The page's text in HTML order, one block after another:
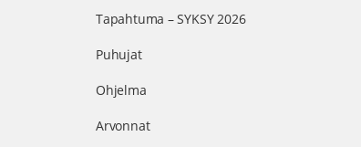
Tapahtuma – SYKSY 2026
Puhujat
Ohjelma
Arvonnat